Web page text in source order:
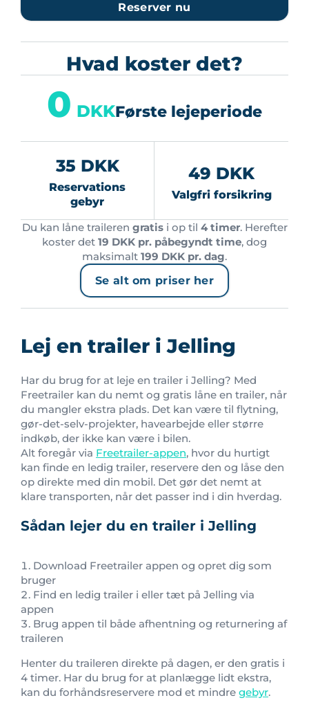
Reserver nu
Hvad koster det?
35 DKK
Reservations
gebyr
0 DKKFørste lejeperiode
49 DKK
Valgfri forsikring
Du kan låne traileren gratisi op til 4 timer. Herefter
koster det 19 DKK pr. påbegyndt time, dog
maksimalt 199 DKK pr. dag.
Se alt om priser her
Lej en trailer i Jelling
Har du brug for at leje en trailer i Jelling? Med
Freetrailer kan du nemt og gratis låne en trailer, når
du mangler ekstra plads. Det kan være til flytning,
gør-det-selv-projekter, havearbejde eller større
indkøb, der ikke kan være i bilen.
Alt foregår via Freetrailer-appen, hvor du hurtigt
kan finde en ledig trailer, reservere den og låse den
op direkte med din mobil. Det gør det nemt at
klare transporten, når det passer ind i din hverdag.
Sådan lejer du en trailer i Jelling
Download Freetrailer appen og opret dig som
bruger
Find en ledig trailer i eller tæt på Jelling via
appen
Brug appen til både afhentning og returnering af
traileren
Henter du traileren direkte på dagen, er den gratis i
4 timer. Har du brug for at planlægge lidt ekstra,
kan du forhåndsreservere mod et mindre gebyr.